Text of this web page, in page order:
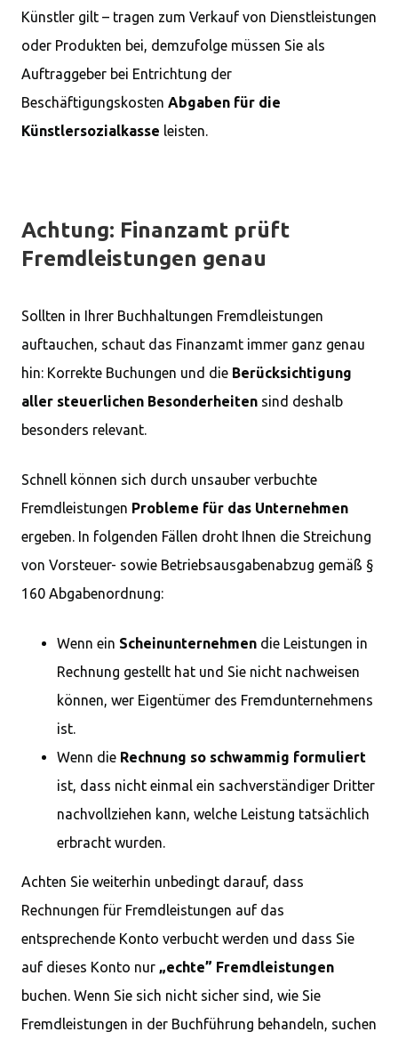
Künstler gilt – tragen zum Verkauf von Dienstleistungen
oder Produkten bei, demzufolge müssen Sie als
Auftraggeber bei Entrichtung der
Beschäftigungskosten Abgaben für die
Künstlersozialkasse leisten.
Achtung: Finanzamt prüft
Fremdleistungen genau
Sollten in Ihrer Buchhaltungen Fremdleistungen
auftauchen, schaut das Finanzamt immer ganz genau
hin: Korrekte Buchungen und die Berücksichtigung
aller steuerlichen Besonderheiten sind deshalb
besonders relevant.
Schnell können sich durch unsauber verbuchte
Fremdleistungen Probleme für das Unternehmen
ergeben. In folgenden Fällen droht Ihnen die Streichung
von Vorsteuer- sowie Betriebsausgabenabzug gemäß §
160 Abgabenordnung:
Wenn ein Scheinunternehmen die Leistungen in
Rechnung gestellt hat und Sie nicht nachweisen
können, wer Eigentümer des Fremdunternehmens
ist.
Wenn die Rechnung so schwammig formuliert
ist, dass nicht einmal ein sachverständiger Dritter
nachvollziehen kann, welche Leistung tatsächlich
erbracht wurden.
Achten Sie weiterhin unbedingt darauf, dass
Rechnungen für Fremdleistungen auf das
entsprechende Konto verbucht werden und dass Sie
auf dieses Konto nur „echte” Fremdleistungen
buchen. Wenn Sie sich nicht sicher sind, wie Sie
Fremdleistungen in der Buchführung behandeln, suchen